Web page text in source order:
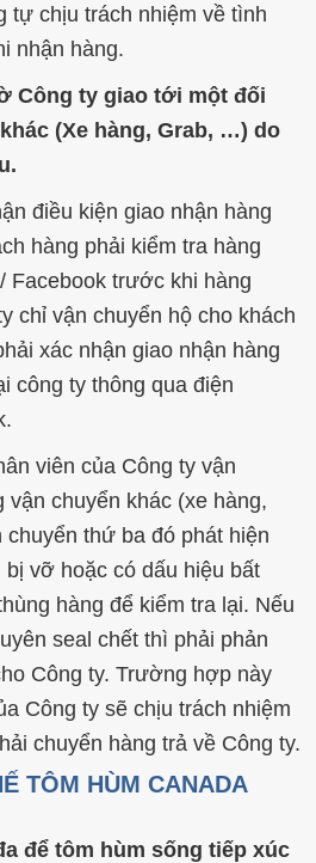
tự chịu trách nhiệm về tình
nhận hàng.
Công ty giao tới một đối
(Xe hàng, Grab, …) do
điều kiện giao nhận hàng
hàng phải kiểm tra hàng
Facebook trước khi hàng
chỉ vận chuyển hộ cho khách
xác nhận giao nhận hàng
công ty thông qua điện
viên của Công ty vận
chuyển khác (xe hàng,
chuyển thứ ba đó phát hiện
vỡ hoặc có dấu hiệu bất
hàng để kiểm tra lại. Nếu
seal chết thì phải phản
Công ty. Trường hợp này
Công ty sẽ chịu trách nhiệm
chuyển hàng trả về Công ty.
TÔM HÙM CANADA
để tôm hùm sống tiếp xúc